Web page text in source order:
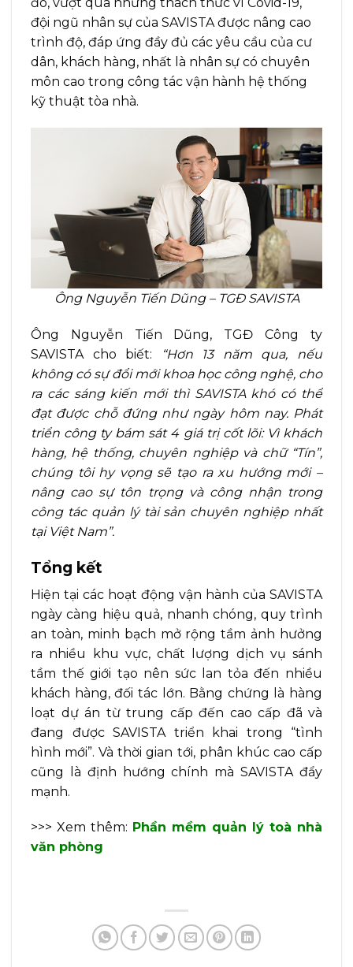
đội ngũ nhân sự của SAVISTA được nâng cao
trình độ, đáp ứng đầy đủ các yêu cầu của cư
dân, khách hàng, nhất là nhân sự có chuyên
môn cao trong công tác vận hành hệ thống
kỹ thuật tòa nhà.
Ông Nguyễn Tiến Dũng – TGĐ SAVISTA
Ông Nguyễn Tiến Dũng, TGĐ Công ty
SAVISTA cho biết:
“Hơn 13 năm qua, nếu
không có sự đổi mới khoa học công nghệ, cho
ra các sáng kiến mới thì SAVISTA khó có thể
đạt được chỗ đứng như ngày hôm nay. Phát
triển công ty bám sát 4 giá trị cốt lõi: Vì khách
hàng, hệ thống, chuyên nghiệp và chữ “Tín”,
chúng tôi hy vọng sẽ tạo ra xu hướng mới –
nâng cao sự tôn trọng và công nhận trong
công tác quản lý tài sản chuyên nghiệp nhất
tại Việt Nam”.
Tổng kết
Hiện tại các hoạt động vận hành của SAVISTA
ngày càng hiệu quả, nhanh chóng, quy trình
an toàn, minh bạch mở rộng tầm ảnh hưởng
ra nhiều khu vực, chất lượng dịch vụ sánh
tầm thế giới tạo nên sức lan tỏa đến nhiều
khách hàng, đối tác lớn. Bằng chứng là hàng
loạt dự án từ trung cấp đến cao cấp đã và
đang được SAVISTA triển khai trong “tình
hình mới”. Và thời gian tới, phân khúc cao cấp
cũng là định hướng chính mà SAVISTA đẩy
mạnh.
>>> Xem thêm: Phần mềm quản lý toà nhà
văn phòng